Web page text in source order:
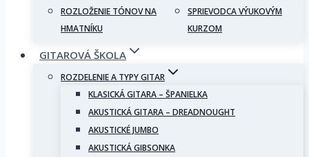
ROZLOŽENIE TÓNOV NA
HMATNÍKU
SPRIEVODCA VÝUKOVÝM
KURZOM
GITAROVÁ ŠKOLA
ROZDELENIE A TYPY GITAR
KLASICKÁ GITARA – ŠPANIELKA
AKUSTICKÁ GITARA – DREADNOUGHT
AKUSTICKÉ JUMBO
AKUSTICKÁ GIBSONKA